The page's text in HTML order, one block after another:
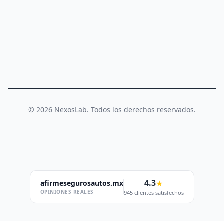
© 2026 NexosLab. Todos los derechos reservados.
afirmesegurosautos.mx
OPINIONES REALES
4.3★
945 clientes satisfechos